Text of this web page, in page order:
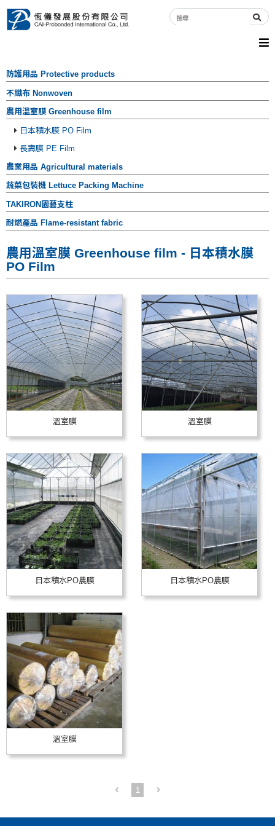
防護用品 Protective products
不織布 Nonwoven
農用溫室膜 Greenhouse film
日本積水膜 PO Film
長壽膜 PE Film
農業用品 Agricultural materials
蔬菜包裝機 Lettuce Packing Machine
TAKIRON園藝支柱
耐燃產品 Flame-resistant fabric
農用溫室膜 Greenhouse film - 日本積水膜
PO Film
溫室膜 溫室膜
日本積水PO農膜 日本積水PO農膜
溫室膜
1